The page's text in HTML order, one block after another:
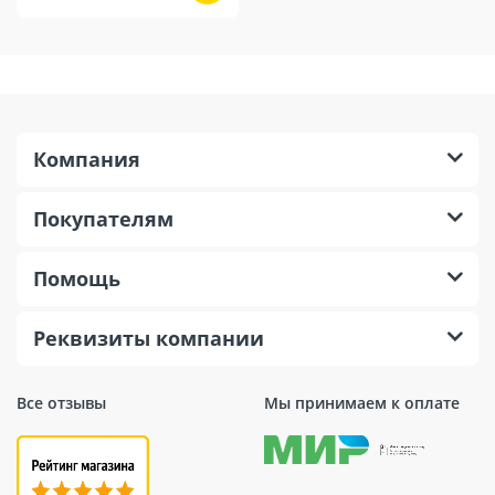
Все отзывы Мы принимаем к оплате
Компания
Покупателям
Помощь
Реквизиты компании